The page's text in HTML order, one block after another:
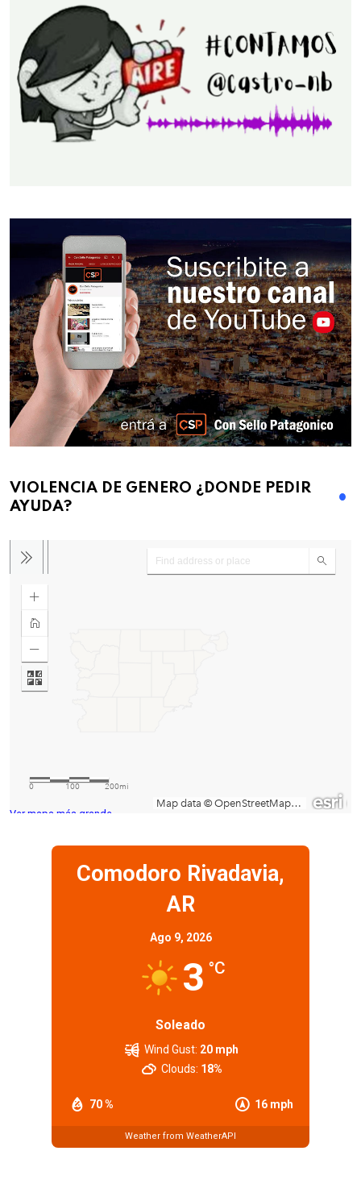
VIOLENCIA DE GENERO ¿DONDE PEDIR
AYUDA?
Ver mapa más grande
Comodoro Rivadavia,
AR
Ago 9, 2026
3 °C
Soleado
70 % 16 mph
Wind Gust: 20 mph
Clouds: 18%
Weather from WeatherAPI